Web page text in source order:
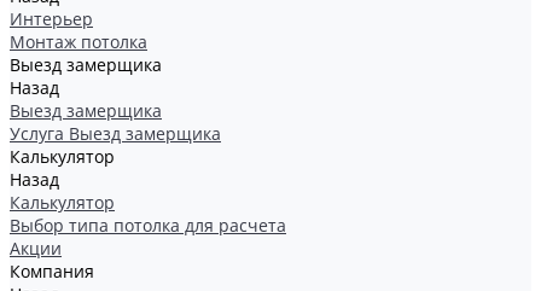
Интерьер
Монтаж потолка
Выезд замерщика
Назад
Выезд замерщика
Услуга Выезд замерщика
Калькулятор
Назад
Калькулятор
Выбор типа потолка для расчета
Акции
Компания